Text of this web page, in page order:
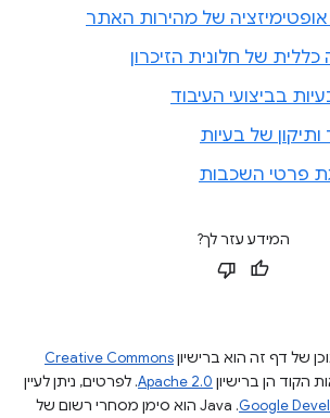
כללית של חלונית הזיכרון
בביצועי העיבוד
ותיקון של בעיות
פרטי השכבות
המידע עזר לך?
של דף זה הוא ברישיוןCreative Commons
הקוד הן ברישיון Apache 2.0. לפרטים, ניתן לעיין
.‏ Java הוא סימן מסחרי רשום של